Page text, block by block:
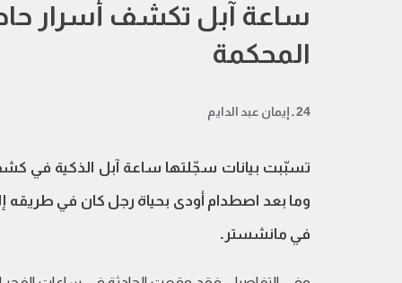
ساعة آبل تكشف أسرار
المحكمة
24 ـ إيمان عبد الدايم
تسبّبت بيانات سجّلتها ساعة آبل الذكية في
وما بعد اصطدام أودى بحياة رجل كان في طريقه
في مانشستر.